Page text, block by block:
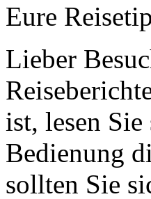
Eure
Lieber
ist, lesen
Bedienung
sollten Sie